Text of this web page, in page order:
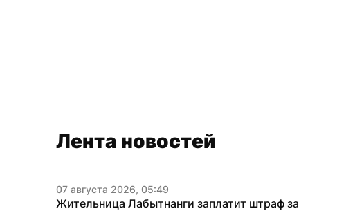
Лента новостей
07 августа 2026, 05:49
Жительница Лабытнанги заплатит штраф за